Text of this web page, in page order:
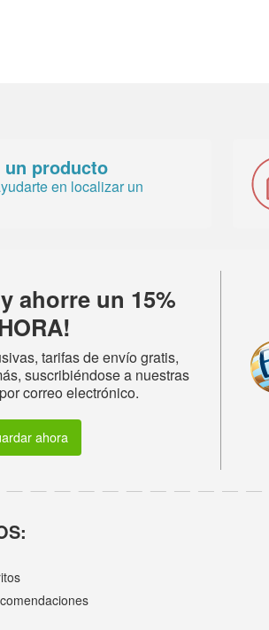
producto
en localizar un
ahorre un 15%
tarifas de envío gratis,
suscribiéndose a nuestras
correo electrónico.
ahora